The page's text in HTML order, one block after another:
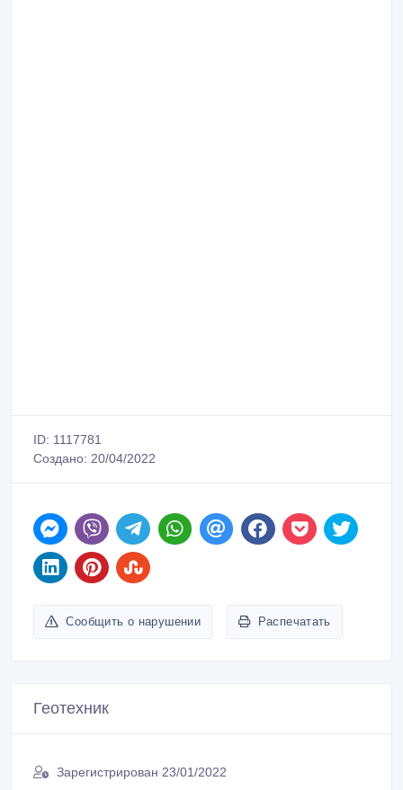
ID: 1117781
Создано: 20/04/2022
Сообщить о нарушении Распечатать
Геотехник
Зарегистрирован 23/01/2022